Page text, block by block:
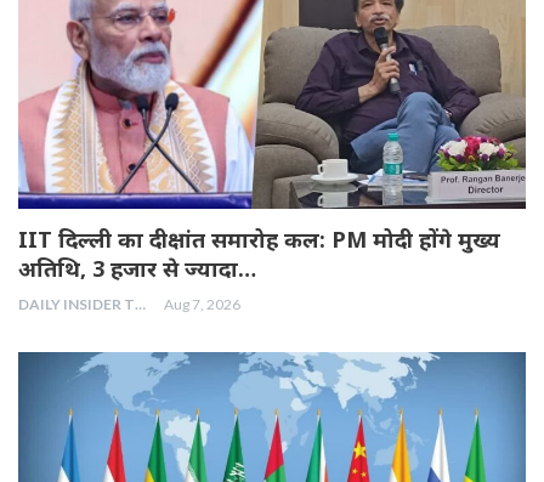
IIT दिल्ली का दीक्षांत समारोह कल: PM मोदी होंगे मुख्य
अतिथि, 3 हजार से ज्यादा…
DAILY INSIDER TEAM Aug 7, 2026